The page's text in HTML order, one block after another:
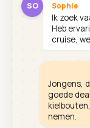
SO Sophie
Ik zoek
Heb
cruise,
Jongens,
goede
nemen.